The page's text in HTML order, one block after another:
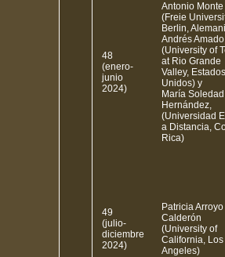
48
(enero-
junio
2024)
Antonio Monte
(Freie
Berlin,
Andrés
(University of
at Rio Grande
Valley, Estados
Unidos) y
María Soledad
Hernández,
(Universidad
a Distancia,
Rica)
49
(julio-
diciembre
2024)
Patricia Arroyo
Calderón
(University of
California, Los
Angeles)